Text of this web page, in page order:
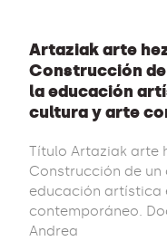
Artaziak arte
Construcción
la educación
cultura y arte
Título Artaziak arte
Construcción de
educación artística
contemporáneo.
Andrea